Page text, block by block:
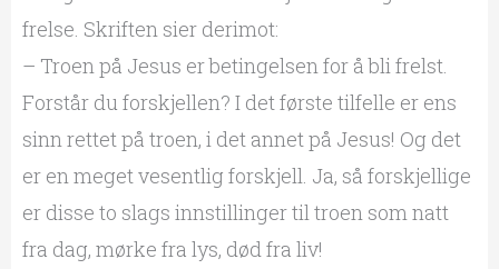
frelse. Skriften sier derimot:
– Troen på Jesus er betingelsen for å bli frelst.
Forstår du forskjellen? I det første tilfelle er ens
sinn rettet på troen, i det annet på Jesus! Og det
er en meget vesentlig forskjell. Ja, så forskjellige
er disse to slags innstillinger til troen som natt
fra dag, mørke fra lys, død fra liv!